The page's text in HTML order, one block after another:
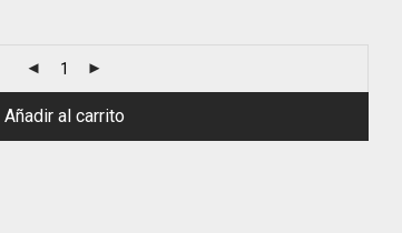
Añadir al carrito